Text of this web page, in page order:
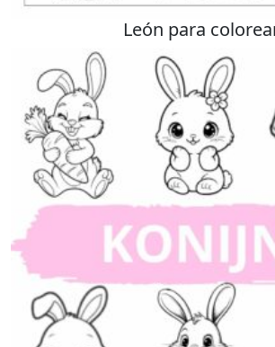
León para